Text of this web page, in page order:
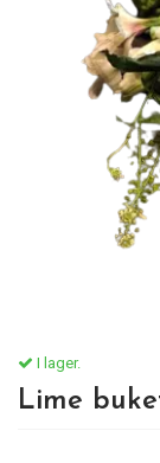
I lager.
Lime